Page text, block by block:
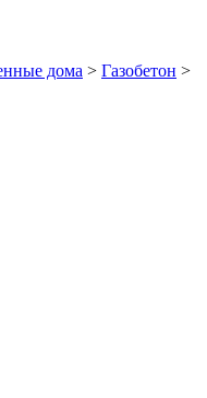
дома > Газобетон >